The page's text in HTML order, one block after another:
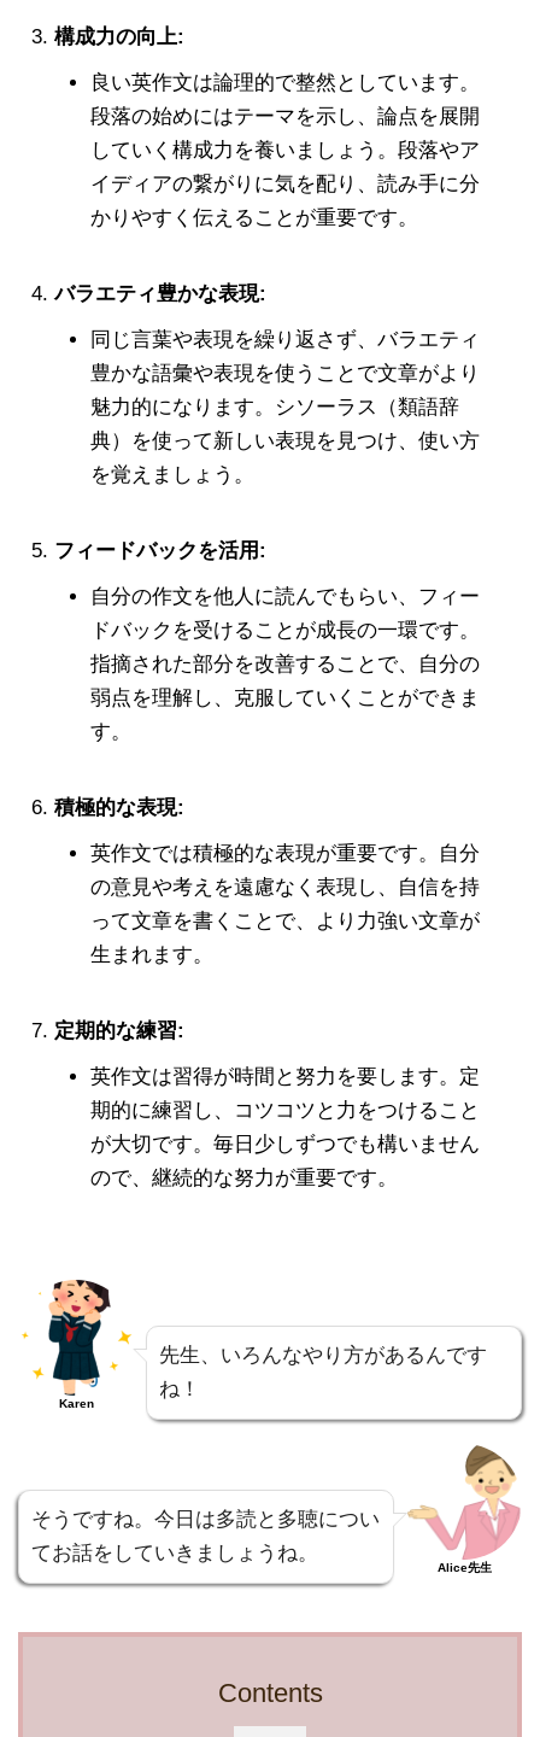
構成力の向上:
良い英作文は論理的で整然としています。
段落の始めにはテーマを示し、論点を展開
していく構成力を養いましょう。段落やア
イディアの繋がりに気を配り、読み手に分
かりやすく伝えることが重要です。
バラエティ豊かな表現:
同じ言葉や表現を繰り返さず、バラエティ
豊かな語彙や表現を使うことで文章がより
魅力的になります。シソーラス（類語辞
典）を使って新しい表現を見つけ、使い方
を覚えましょう。
フィードバックを活用:
自分の作文を他人に読んでもらい、フィー
ドバックを受けることが成長の一環です。
指摘された部分を改善することで、自分の
弱点を理解し、克服していくことができま
す。
積極的な表現:
英作文では積極的な表現が重要です。自分
の意見や考えを遠慮なく表現し、自信を持
って文章を書くことで、より力強い文章が
生まれます。
定期的な練習:
英作文は習得が時間と努力を要します。定
期的に練習し、コツコツと力をつけること
が大切です。毎日少しずつでも構いません
ので、継続的な努力が重要です。
Karen
先生、いろんなやり方があるんです
ね！
そうですね。今日は多読と多聴につい
てお話をしていきましょうね。
Alice先生
Contents